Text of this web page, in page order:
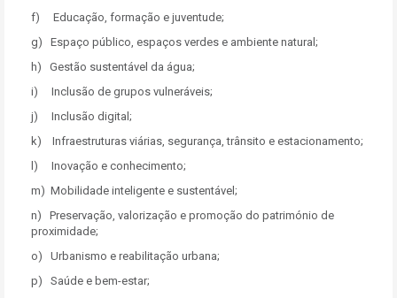
f) Educação, formação e juventude;
g) Espaço público, espaços verdes e ambiente natural;
h) Gestão sustentável da água;
i) Inclusão de grupos vulneráveis;
j) Inclusão digital;
k) Infraestruturas viárias, segurança, trânsito e estacionamento;
l) Inovação e conhecimento;
m) Mobilidade inteligente e sustentável;
n) Preservação, valorização e promoção do património de
proximidade;
o) Urbanismo e reabilitação urbana;
p) Saúde e bem-estar;